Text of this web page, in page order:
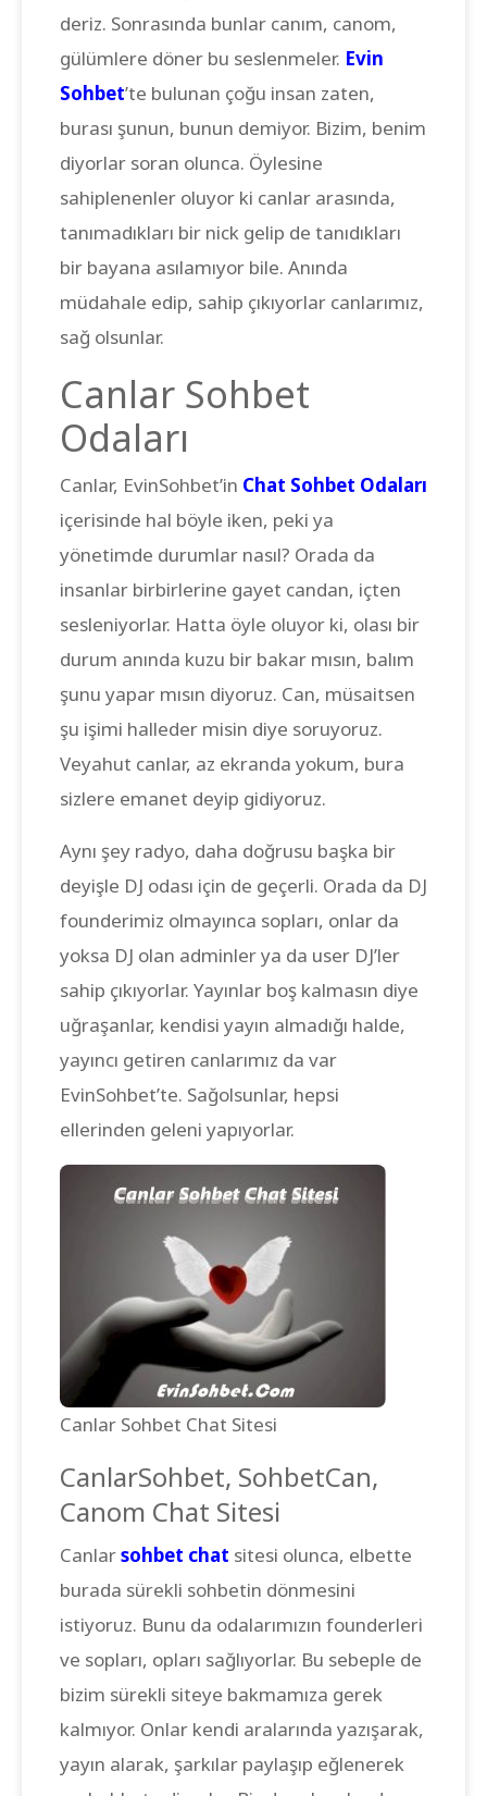
deriz. Sonrasında bunlar canım, canom,
gülümlere döner bu seslenmeler. Evin
Sohbet’te bulunan çoğu insan zaten,
burası şunun, bunun demiyor. Bizim, benim
diyorlar soran olunca. Öylesine
sahiplenenler oluyor ki canlar arasında,
tanımadıkları bir nick gelip de tanıdıkları
bir bayana asılamıyor bile. Anında
müdahale edip, sahip çıkıyorlar canlarımız,
sağ olsunlar.
Canlar Sohbet
Odaları
Canlar, EvinSohbet’in Chat Sohbet Odaları
içerisinde hal böyle iken, peki ya
yönetimde durumlar nasıl? Orada da
insanlar birbirlerine gayet candan, içten
sesleniyorlar. Hatta öyle oluyor ki, olası bir
durum anında kuzu bir bakar mısın, balım
şunu yapar mısın diyoruz. Can, müsaitsen
şu işimi halleder misin diye soruyoruz.
Veyahut canlar, az ekranda yokum, bura
sizlere emanet deyip gidiyoruz.
Aynı şey radyo, daha doğrusu başka bir
deyişle DJ odası için de geçerli. Orada da DJ
founderimiz olmayınca sopları, onlar da
yoksa DJ olan adminler ya da user DJ’ler
sahip çıkıyorlar. Yayınlar boş kalmasın diye
uğraşanlar, kendisi yayın almadığı halde,
yayıncı getiren canlarımız da var
EvinSohbet’te. Sağolsunlar, hepsi
ellerinden geleni yapıyorlar.
Canlar Sohbet Chat Sitesi
CanlarSohbet, SohbetCan,
Canom Chat Sitesi
Canlarsohbet chat sitesi olunca, elbette
burada sürekli sohbetin dönmesini
istiyoruz. Bunu da odalarımızın founderleri
ve sopları, opları sağlıyorlar. Bu sebeple de
bizim sürekli siteye bakmamıza gerek
kalmıyor. Onlar kendi aralarında yazışarak,
yayın alarak, şarkılar paylaşıp eğlenerek